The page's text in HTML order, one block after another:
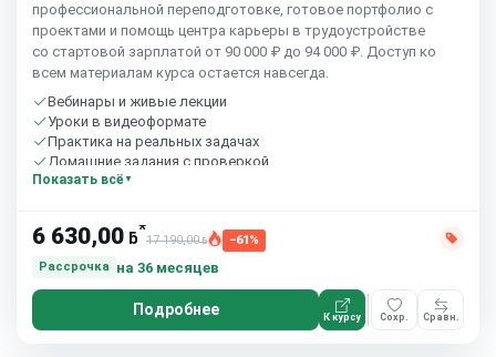
профессиональной переподготовке, готовое портфолио с
проектами и помощь центра карьеры в трудоустройстве
со стартовой зарплатой от 90 000 ₽ до 94 000 ₽. Доступ ко
всем материалам курса остается навсегда.
Вебинары и живые лекции
Уроки в видеоформате
Практика на реальных задачах
Домашние задания с проверкой
Сообщество студентов
Показать всё
6 630,00 ƃ*
17 190,00ƃ
−61%
Рассрочка
на 36 месяцев
Подробнее К курсу Сохр. Сравн.